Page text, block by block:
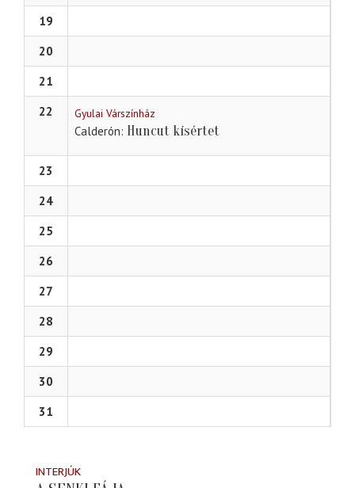
19
20
21
22
Gyulai Várszínház
Calderón Huncut kísértet
23
24
25
26
27
28
29
30
31
INTERJÚK